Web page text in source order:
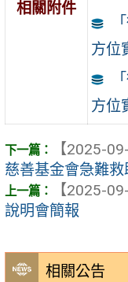
相關公告
相關附件
方位
方位
【2025-
慈善基金會急難
【2025-
說明會簡報